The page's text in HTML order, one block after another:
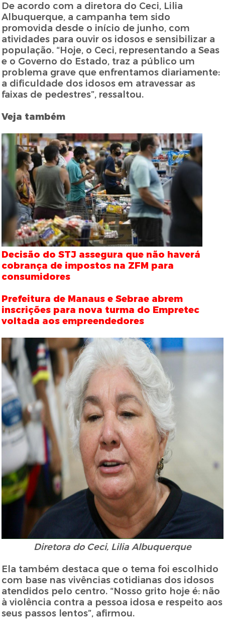
De acordo com a diretora do Ceci, Lilia
Albuquerque, a campanha tem sido
promovida desde o início de junho, com
atividades para ouvir os idosos e sensibilizar a
população. “Hoje, o Ceci, representando a Seas
e o Governo do Estado, traz a público um
problema grave que enfrentamos diariamente:
a dificuldade dos idosos em atravessar as
faixas de pedestres”, ressaltou.
Veja também
Decisão do STJ assegura que não haverá
cobrança de impostos na ZFM para
consumidores
Prefeitura de Manaus e Sebrae abrem
inscrições para nova turma do Empretec
voltada aos empreendedores
Diretora do Ceci, Lilia Albuquerque
Ela também destaca que o tema foi escolhido
com base nas vivências cotidianas dos idosos
atendidos pelo centro. “Nosso grito hoje é: não
à violência contra a pessoa idosa e respeito aos
seus passos lentos”, afirmou.